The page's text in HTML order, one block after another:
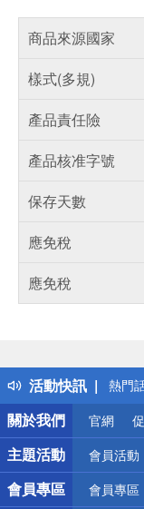
商品來源國家
樣式(多規)
產品責任險
產品核准字號
保存天數
應免稅
應免稅
活動快訊
得獎
熱門
銀行
偏遠
詐騙
關於我們
官網
主題活動 會員活動
會員專區 會員專區